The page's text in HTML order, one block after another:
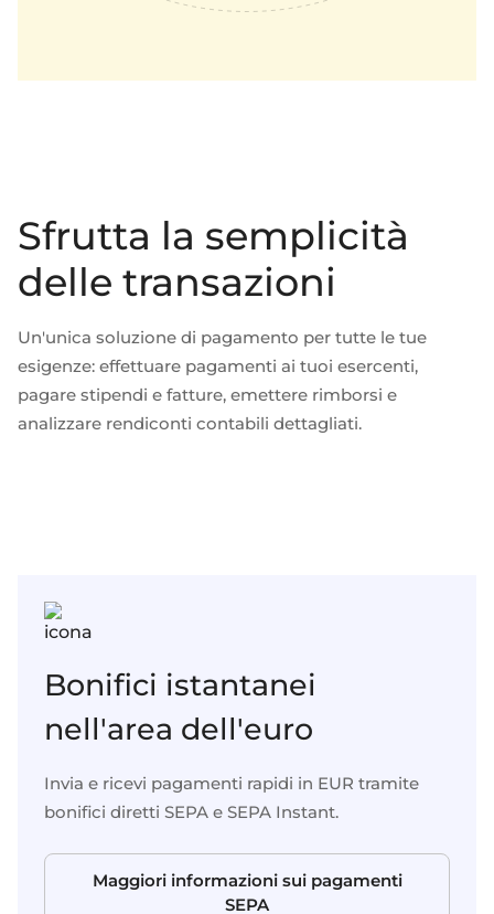
Sfrutta la semplicità
delle transazioni
Un'unica soluzione di pagamento per tutte le tue
esigenze: effettuare pagamenti ai tuoi esercenti,
pagare stipendi e fatture, emettere rimborsi e
analizzare rendiconti contabili dettagliati.
Bonifici istantanei
nell'area dell'euro
Invia e ricevi pagamenti rapidi in EUR tramite
bonifici diretti SEPA e SEPA Instant.
Maggiori informazioni sui pagamenti
SEPA